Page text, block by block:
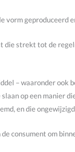
vorm geproduceerd
die strekt tot de
– waaronder ook
op een manier
en die
consument om